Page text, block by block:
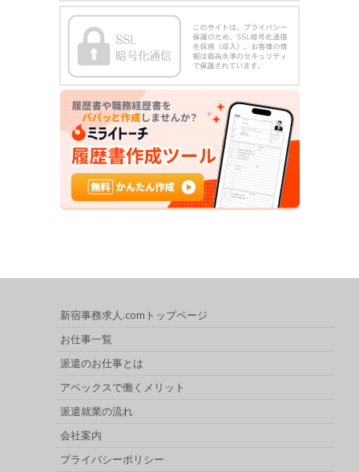
新宿事務求人.comトップページ
お仕事一覧
派遣のお仕事とは
アペックスで働くメリット
派遣就業の流れ
会社案内
プライバシーポリシー